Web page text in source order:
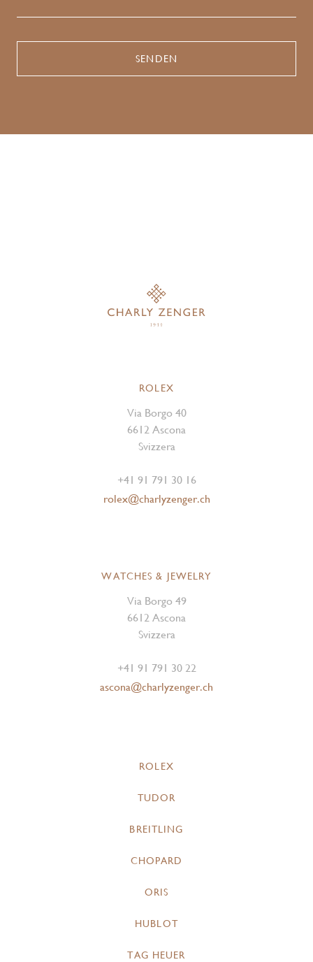
ROLEX
Via Borgo 40
6612 Ascona
Svizzera
+41 91 791 30 16
rolex@charlyzenger.ch
WATCHES & JEWELRY
Via Borgo 49
6612 Ascona
Svizzera
+41 91 791 30 22
ascona@charlyzenger.ch
ROLEX
TUDOR
BREITLING
CHOPARD
ORIS
HUBLOT
TAG HEUER